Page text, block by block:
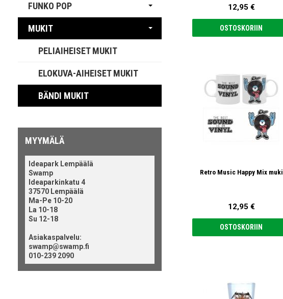
12,95 €
OSTOSKORIIN
Retro Music Happy Mix muki
12,95 €
OSTOSKORIIN
FUNKO POP
MUKIT
PELIAIHEISET MUKIT
ELOKUVA-AIHEISET MUKIT
BÄNDI MUKIT
MYYMÄLÄ
Ideapark Lempäälä
Swamp
Ideaparkinkatu 4
37570 Lempäälä
Ma-Pe 10-20
La 10-18
Su 12-18
Asiakaspalvelu:
swamp@swamp.fi
010-239 2090